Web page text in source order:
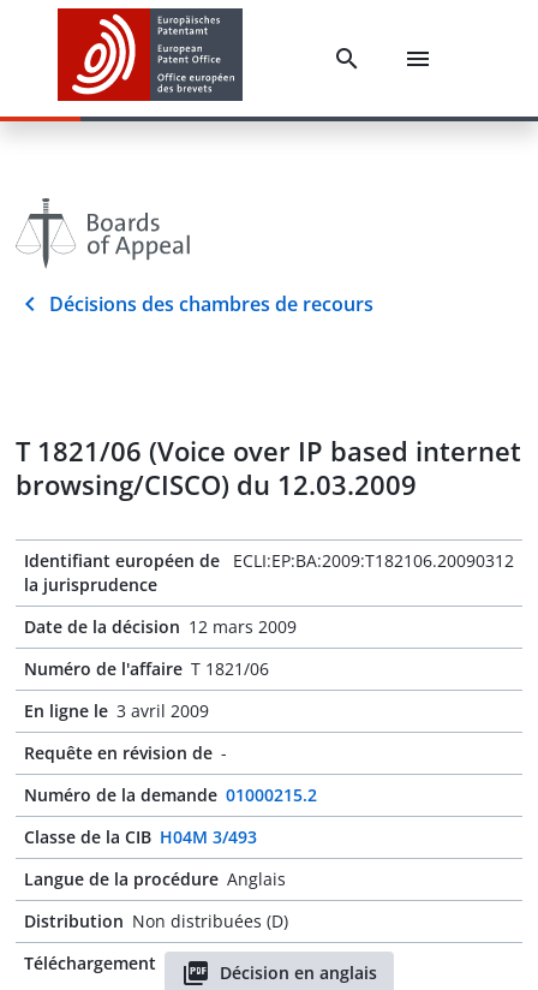
Décisions des chambres de recours
T 1821/06 (Voice over IP based internet
browsing/CISCO) du 12.03.2009
Identifiant européen de
la jurisprudence
ECLI:EP:BA:2009:T182106.20090312
Date de la décision 12 mars 2009
Numéro de l'affaire T 1821/06
En ligne le 3 avril 2009
Requête en révision de -
Numéro de la demande 01000215.2
Classe de la CIB H04M 3/493
Langue de la procédure Anglais
Distribution Non distribuées (D)
Téléchargement
Décision en anglais